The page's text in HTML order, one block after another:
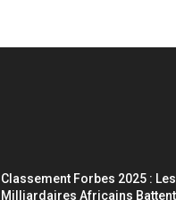
Classement Forbes 2025 : Les
Milliardaires Africains Battent